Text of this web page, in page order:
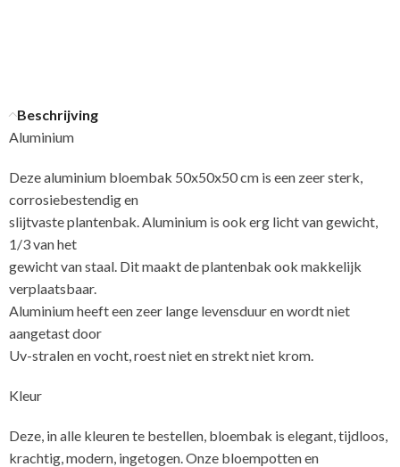
Beschrijving
Aluminium
Deze aluminium bloembak 50x50x50 cm is een zeer sterk,
corrosiebestendig en
slijtvaste plantenbak. Aluminium is ook erg licht van gewicht,
1/3 van het
gewicht van staal. Dit maakt de plantenbak ook makkelijk
verplaatsbaar.
Aluminium heeft een zeer lange levensduur en wordt niet
aangetast door
Uv-stralen en vocht, roest niet en strekt niet krom.
Kleur
Deze, in alle kleuren te bestellen, bloembak is elegant, tijdloos,
krachtig, modern, ingetogen. Onze bloempotten en